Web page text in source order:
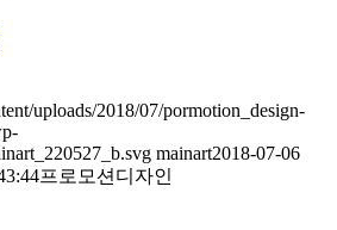
uploads/2018/07/pormotion_design-
mainart2018-07-06
프로모션디자인